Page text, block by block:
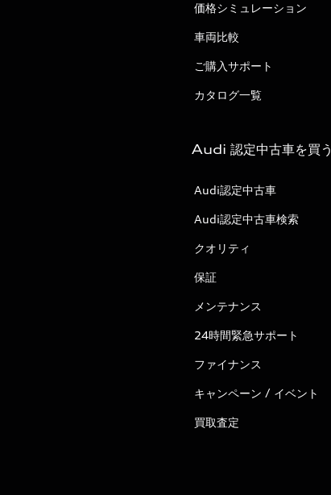
価格シミュレーション
車両比較
ご購入サポート
カタログ一覧
Audi 認定中古車を買う
Audi認定中古車
Audi認定中古車検索
クオリティ
保証
メンテナンス
24時間緊急サポート
ファイナンス
キャンペーン / イベント
買取査定